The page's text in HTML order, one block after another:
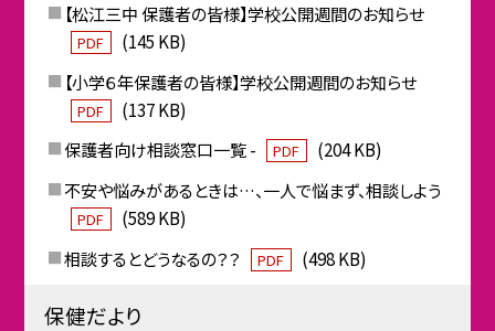
【松江三中 保護者の皆様】学校公開週間のお知らせ
PDF
(145 KB)
【小学６年保護者の皆様】学校公開週間のお知らせ
PDF
(137 KB)
保護者向け相談窓口一覧 -
PDF
(204 KB)
不安や悩みがあるときは…、一人で悩まず、相談しよう
PDF
(589 KB)
相談するとどうなるの？？
PDF (498 KB)
保健だより